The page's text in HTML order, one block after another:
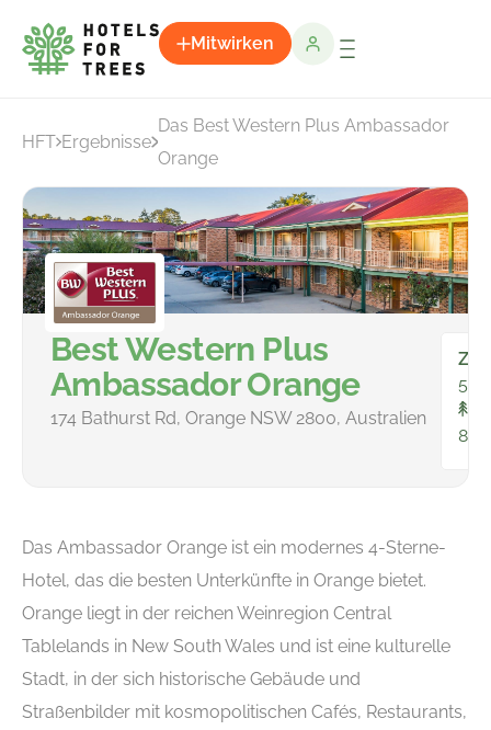
Mitwirken
HFT Ergebnisse
Das Best Western Plus Ambassador
Orange
Best Western Plus
Ambassador Orange
174 Bathurst Rd, Orange NSW 2800, Australien
50
811
Das Ambassador Orange ist ein modernes 4-Sterne-
Hotel, das die besten Unterkünfte in Orange bietet.
Orange liegt in der reichen Weinregion Central
Tablelands in New South Wales und ist eine kulturelle
Stadt, in der sich historische Gebäude und
Straßenbilder mit kosmopolitischen Cafés, Restaurants,